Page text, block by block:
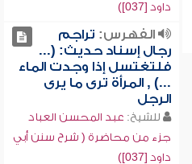
داود [037])
الفهرس: تراجم
رجال إسناد حديث: (...
فلتغتسل إذا وجدت الماء
...) , المرأة ترى ما يرى
الرجل
للشيخ: عبد المحسن العباد
جزء من محاضرة ( شرح سنن أبي
داود [037])